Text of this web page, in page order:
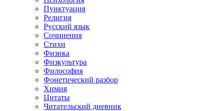
Пунктуация
Религия
Русский язык
Сочинения
Стихи
Физика
Физкультура
Философия
Фонетический разбор
Химия
Цитаты
Читательский дневник